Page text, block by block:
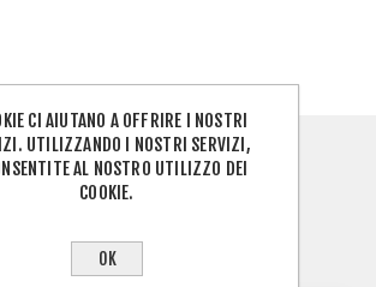
PANORAMICA
CONTATTACI
CI AIUTANO A OFFRIRE I NOSTRI
UTILIZZANDO I NOSTRI SERVIZI,
AL NOSTRO UTILIZZO DEI
COOKIE.
OK